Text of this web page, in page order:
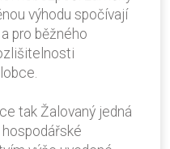
výhodu spočívají
pro běžného
tak Žalovaný jedná